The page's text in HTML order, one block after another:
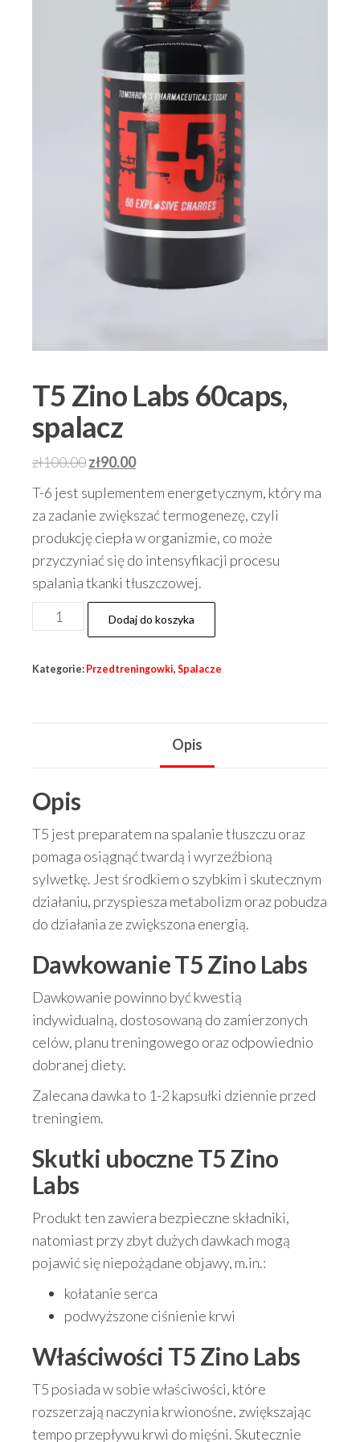
T5 Zino Labs 60caps,
spalacz
zł100.00Pierwotna
cena
wynosiła:
zł100.00.
zł90.00Aktualna
wynosi:
T-6 jest suplementem energetycznym, który ma
za zadanie zwiększać termogenezę, czyli
produkcję ciepła w organizmie, co może
przyczyniać się do intensyfikacji procesu
spalania tkanki tłuszczowej.
ilość
T5
Labs
Dodaj do koszyka
Kategorie: Przedtreningowki, Spalacze
Opis
Opis
T5 jest preparatem na spalanie tłuszczu oraz
pomaga osiągnąć twardą i wyrzeźbioną
sylwetkę. Jest środkiem o szybkim i skutecznym
działaniu, przyspiesza metabolizm oraz pobudza
do działania ze zwiększona energią.
DawkowanieT5 Zino Labs
Dawkowanie powinno być kwestią
indywidualną, dostosowaną do zamierzonych
celów, planu treningowego oraz odpowiednio
dobranej diety.
Zalecana dawka to 1-2 kapsułki dziennie przed
treningiem.
Skutki uboczne T5 Zino
Labs
Produkt ten zawiera bezpieczne składniki,
natomiast przy zbyt dużych dawkach mogą
pojawić się niepożądane objawy, m.in.:
kołatanie serca
podwyższone ciśnienie krwi
Właściwości T5 Zino Labs
T5 posiada w sobie właściwości, które
rozszerzają naczynia krwionośne, zwiększając
tempo przepływu krwi do mięśni. Skutecznie